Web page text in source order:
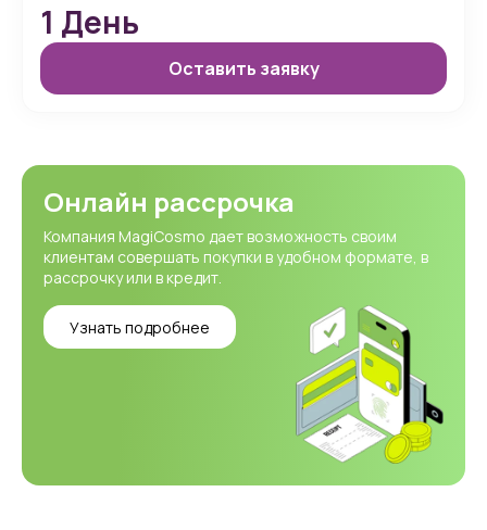
1 День
Оставить заявку
Онлайн рассрочка
Компания MagiCosmo дает возможность своим
клиентам совершать покупки в удобном формате, в
рассрочку или в кредит.
Узнать подробнее